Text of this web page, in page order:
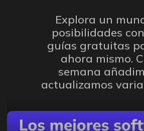
Explora un
posibilidades
guías gratuitas
ahora mismo.
semana
actualizamos